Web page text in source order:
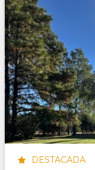
DESTACADA